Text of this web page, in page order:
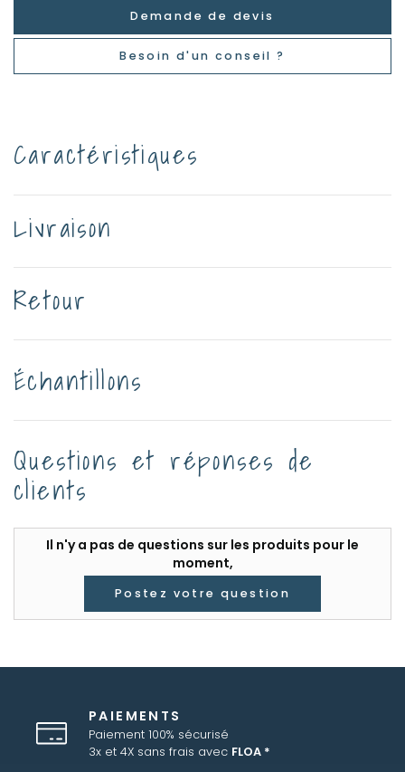
Demande de devis
Besoin d'un conseil ?
Caractéristiques
Livraison
Retour
Échantillons
Questions et réponses de
clients
Il n'y a pas de questions sur les produits pour le
moment,
Postez votre question
PAIEMENTS
Paiement 100% sécurisé
3x et 4X sans frais avec FLOA *